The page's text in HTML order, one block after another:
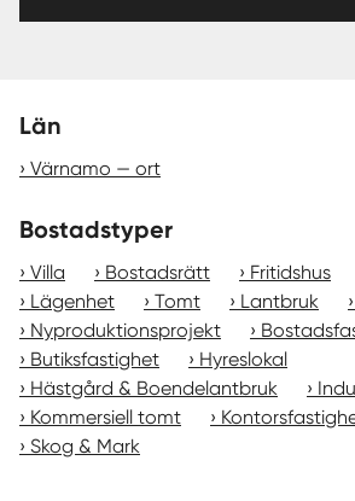
Län
Värnamo — ort
Bostadstyper
Villa Bostadsrätt Fritidshus
Lägenhet
Tomt Lantbruk
Nyproduktionsprojekt
Butiksfastighet
Hyreslokal
Hästgård & Boendelantbruk
Kommersiell tomt
Skog & Mark